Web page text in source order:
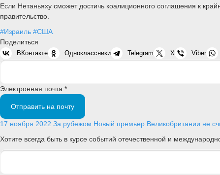
Если Нетаньяху сможет достичь коалиционного соглашения к
правительство.
#Израиль #США
Поделиться
ВКонтакте Одноклассники Telegram X Viber
Электронная почта *
Отправить на почту
17 ноября 2022 За рубежом Новый премьер Великобритании не
Хотите всегда быть в курсе событий отечественной и